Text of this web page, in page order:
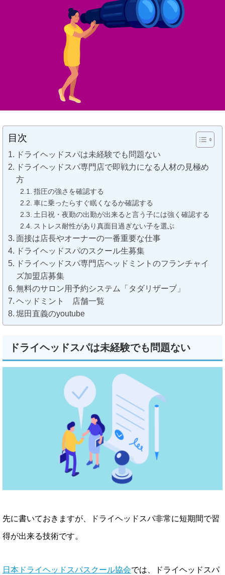
目次
ドライヘッドスパは未経験でも問題ない
ドライヘッドスパ専門店で即戦力になる人材の見極め
方
指圧の強さを確認する
車に乗ったらすぐ眠くなるか確認する
土日祝・夜勤の出勤が出来ると言う子には強く確認する
ストレス耐性があり真面目過ぎない子を選ぶ
面接は店長やオーナーの一番重要な仕事
ドライヘッドスパのスクール生募集
ドライヘッドスパ専門店ヘッドミントのフランチャイ
ズ加盟店募集
無料のサロン用予約システム「タダリザーブ」
ヘッドミント 店舗一覧
堀田直義のyoutube
ドライヘッドスパは未経験でも問題ない
先に書いておきますが、ドライヘッドスパ非常に短期間で習
得が出来る技術です。
日本ドライヘッドスパスクール協会では、ドライヘッドスパ